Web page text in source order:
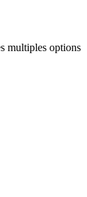
multiples options